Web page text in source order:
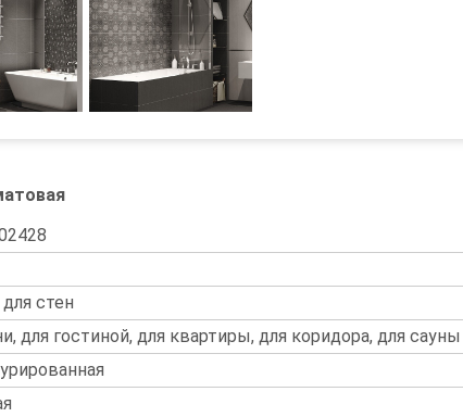
стен
для гостиной, для квартиры, для коридора, для сауны